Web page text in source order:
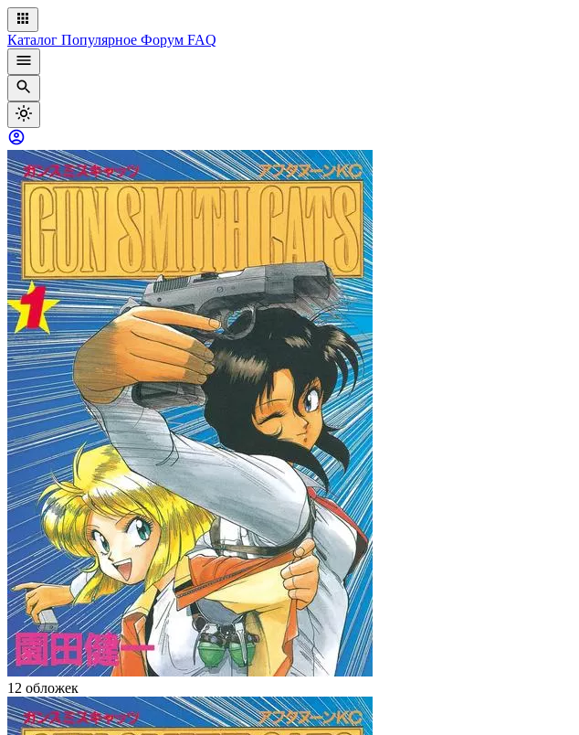
Каталог Популярное Форум FAQ
12 обложек